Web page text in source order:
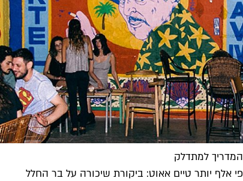
המדריך למתדלק
פי אלף יותר טיים אאוט: ביקורת שיכורה על בר החלל